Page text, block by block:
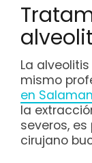
La
mismo
en
la
severos,
cirujano